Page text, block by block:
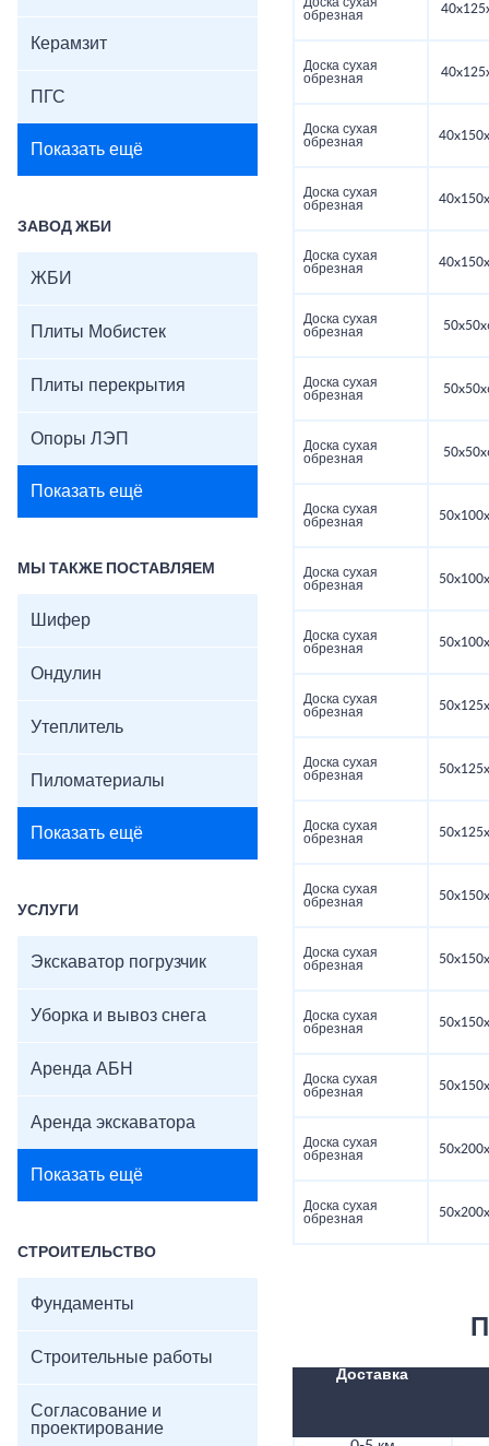
Керамзит
ПГС
Показать ещё
ЗАВОД ЖБИ
ЖБИ
Плиты Мобистек
Плиты перекрытия
Опоры ЛЭП
Показать ещё
МЫ ТАКЖЕ ПОСТАВЛЯЕМ
Шифер
Ондулин
Утеплитель
Пиломатериалы
Показать ещё
УСЛУГИ
Экскаватор погрузчик
Уборка и вывоз снега
Аренда АБН
Аренда экскаватора
Показать ещё
СТРОИТЕЛЬСТВО
Фундаменты
Строительные работы
Согласование и
проектирование
обрезная
Доска сухая
обрезная
Доска сухая
обрезная
Доска сухая
обрезная
Доска сухая
обрезная
Доска сухая
обрезная
Доска сухая
обрезная
Доска сухая
обрезная
Доска сухая
обрезная
Доска сухая
обрезная
Доска сухая
обрезная
Доска сухая
обрезная
Доска сухая
обрезная
Доска сухая
обрезная
Доска сухая
обрезная
Доска сухая
обрезная
Доска сухая
обрезная
Доска сухая
обрезная
Доска сухая
обрезная
Доска сухая
обрезная
Доставка